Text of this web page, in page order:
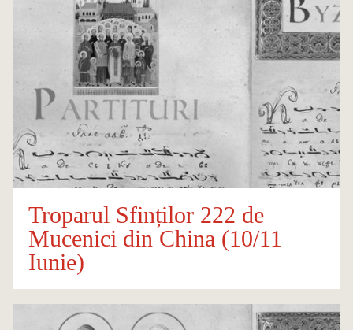
Troparul Sfinților 222 de
Mucenici din China (10/11
Iunie)